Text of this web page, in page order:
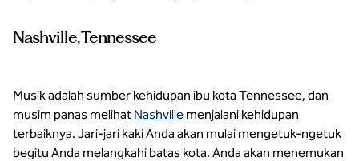
Nashville, Tennessee
Musik adalah sumber kehidupan ibu kota Tennessee, dan
musim panas melihat Nashville menjalani kehidupan
terbaiknya. Jari-jari kaki Anda akan mulai mengetuk-ngetuk
begitu Anda melangkahi batas kota. Anda akan menemukan